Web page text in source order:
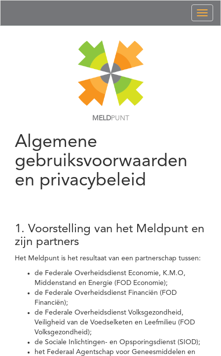
MELDPUNT
Algemene
gebruiksvoorwaarden
en privacybeleid
1. Voorstelling van het Meldpunt en
zijn partners
Het Meldpunt is het resultaat van een partnerschap tussen:
de Federale Overheidsdienst Economie, K.M.O,
Middenstand en Energie (FOD Economie);
de Federale Overheidsdienst Financiën (FOD
Financiën);
de Federale Overheidsdienst Volksgezondheid,
Veiligheid van de Voedselketen en Leefmilieu (FOD
Volksgezondheid);
de Sociale Inlichtingen- en Opsporingsdienst (SIOD);
het Federaal Agentschap voor Geneesmiddelen en